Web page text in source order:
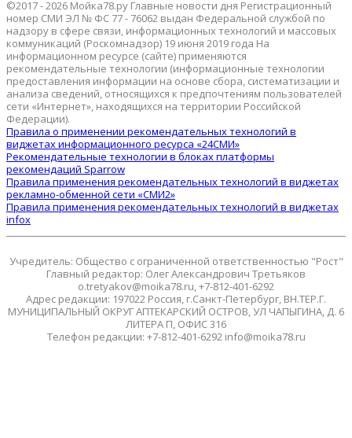
©2017 - 2026 Мойка78.ру Главные новости дня Регистрационный
номер СМИ ЭЛ № ФС 77 - 76062 выдан Федеральной службой по
надзору в сфере связи, информационных технологий и массовых
коммуникаций (Роскомнадзор) 19 июня 2019 года На
информационном ресурсе (сайте) применяются
рекомендательные технологии (информационные технологии
предоставления информации на основе сбора, систематизации и
анализа сведений, относящихся к предпочтениям пользователей
сети «Интернет», находящихся на территории Российской
Федерации).
Правила о применении рекомендательных технологий в
виджетах информационного ресурса «24СМИ»
Рекомендательные технологии в блоках платформы
рекомендаций Sparrow
Правила применения рекомендательных технологий в виджетах
рекламно-обменной сети «СМИ2»
Правила применения рекомендательных технологий в виджетах
infox
Учредитель: Общество с ограниченной ответственностью "Рост"
Главный редактор: Олег Александрович Третьяков
o.tretyakov@moika78.ru, +7-812-401-6292
Адрес редакции: 197022 Россия, г.Санкт-Петербург, ВН.ТЕР.Г.
МУНИЦИПАЛЬНЫЙ ОКРУГ АПТЕКАРСКИЙ ОСТРОВ, УЛ ЧАПЫГИНА, Д. 6
ЛИТЕРА П, ОФИС 316
Телефон редакции: +7-812-401-6292 info@moika78.ru